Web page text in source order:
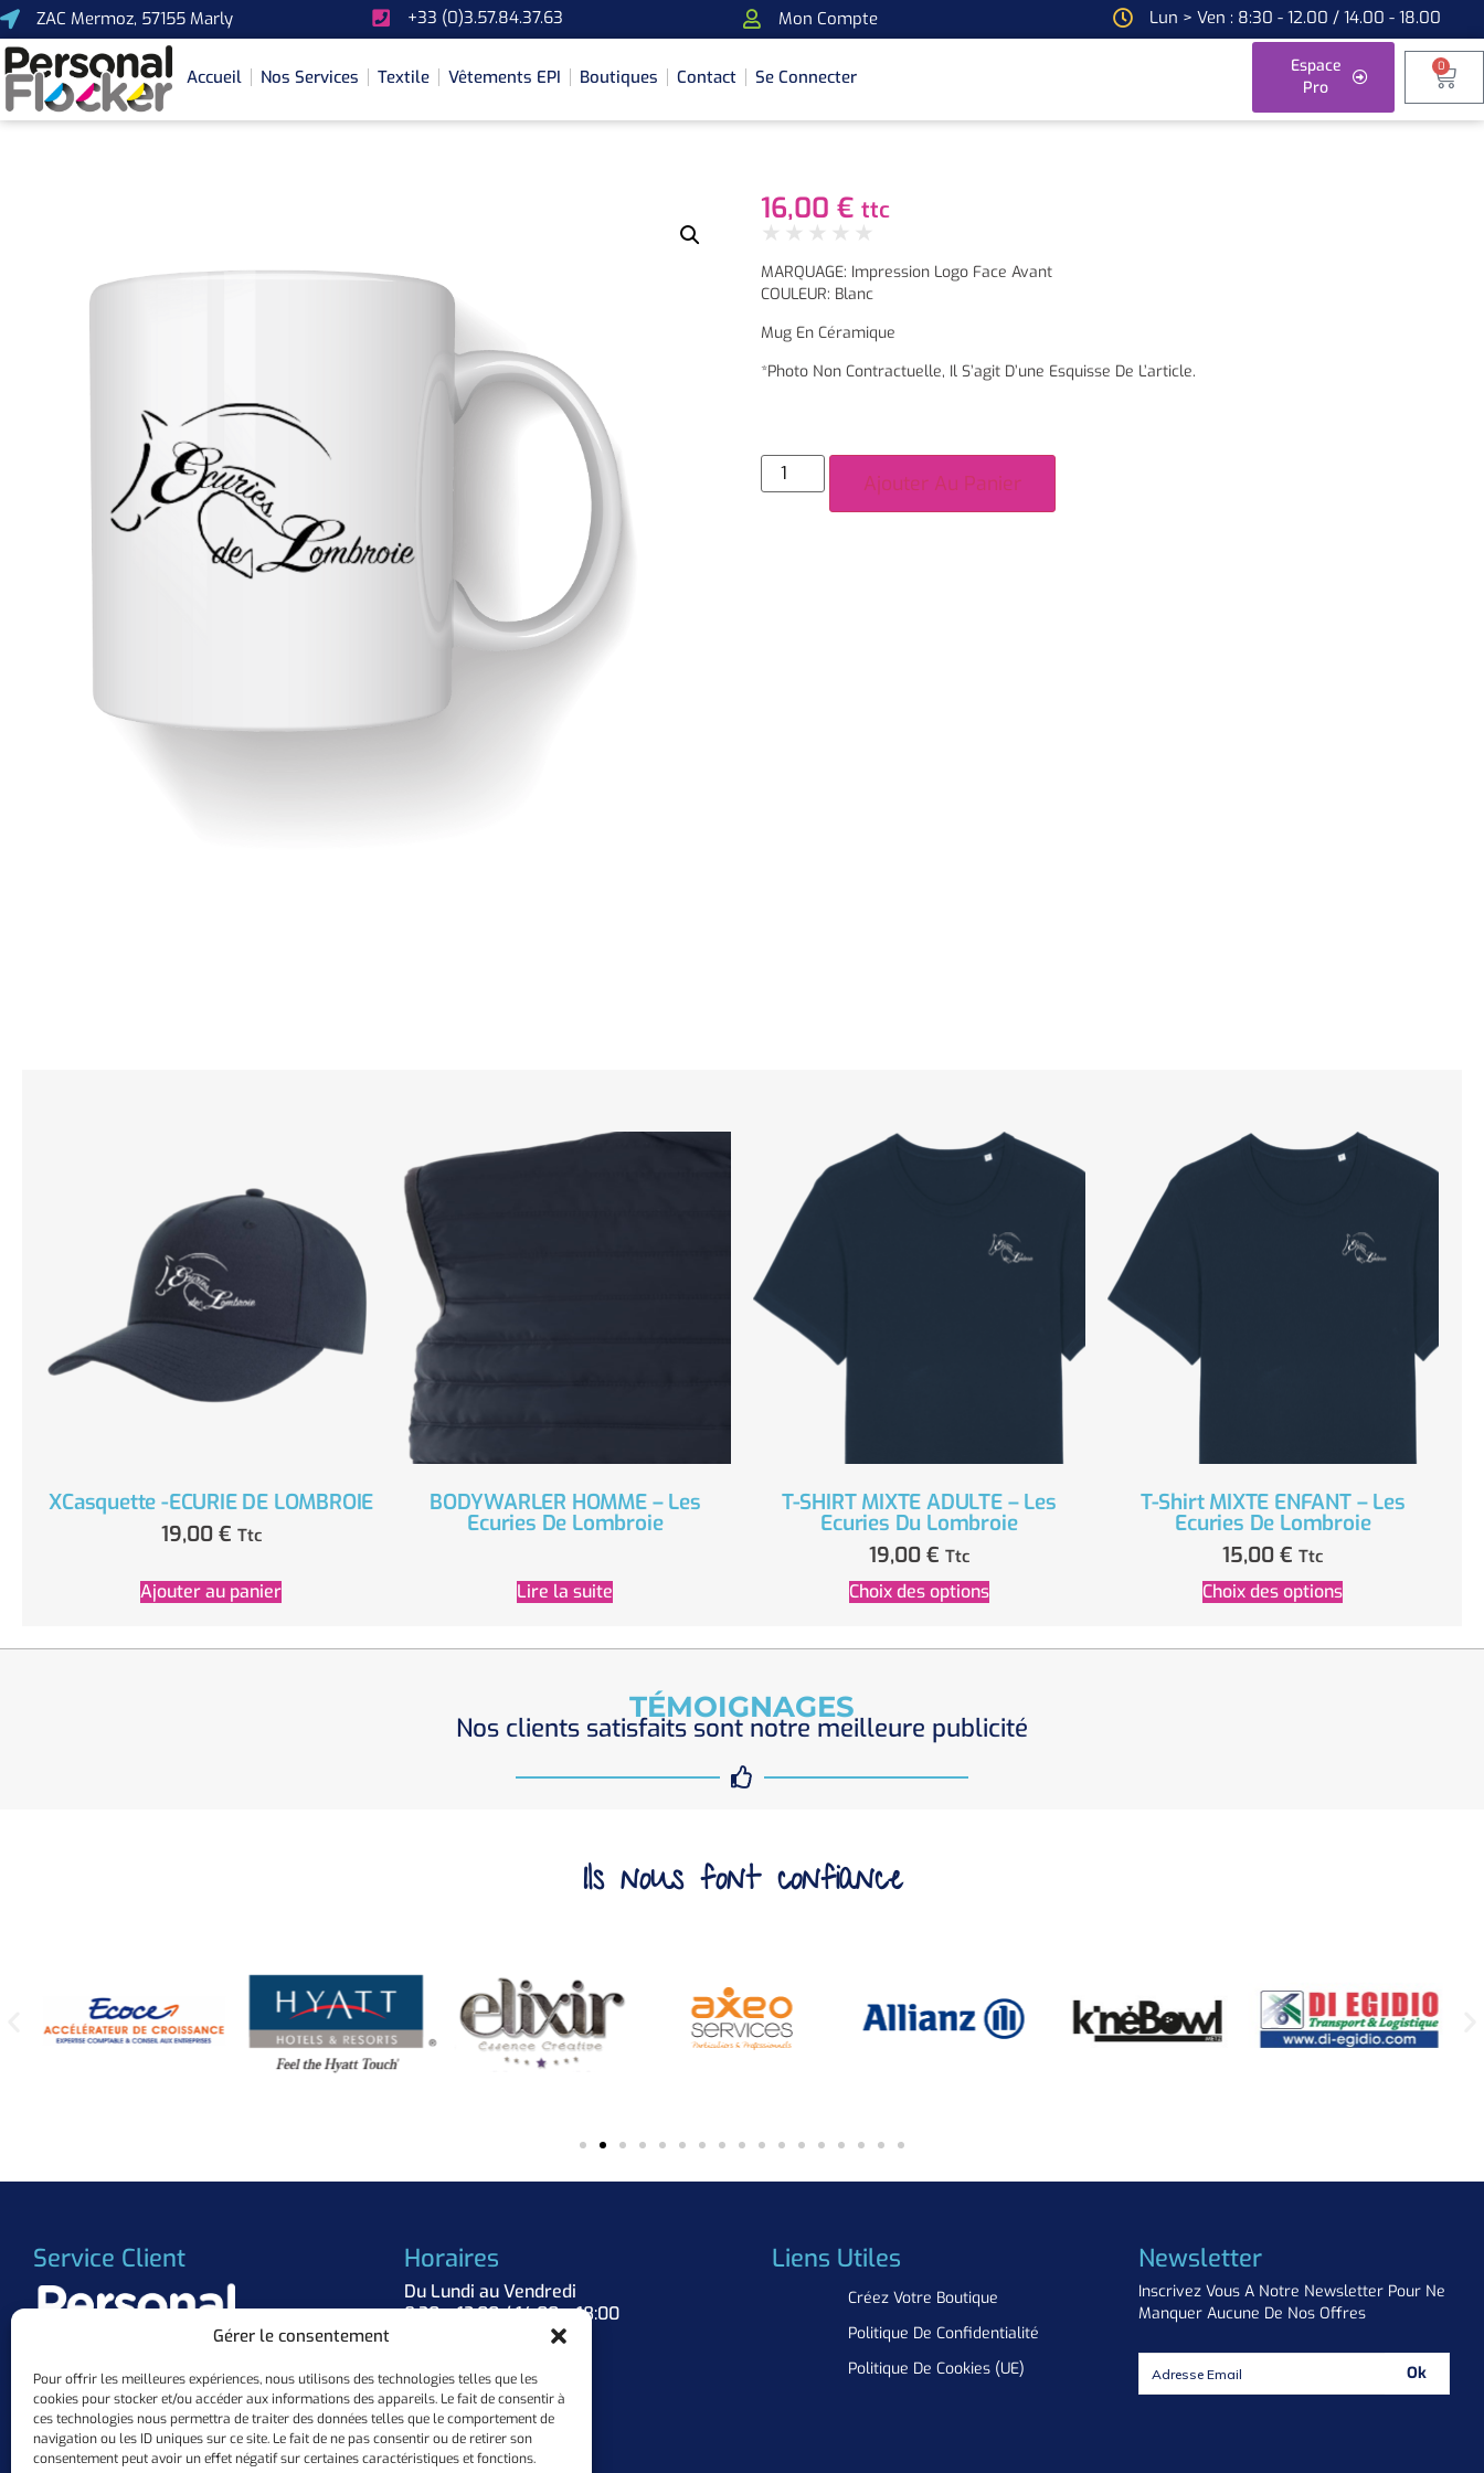
Gérer le consentement
Pour offrir les meilleures expériences, nous utilisons des technologies telles que les
cookies pour stocker et/ou accéder aux informations des appareils. Le fait de consentir à
ces technologies nous permettra de traiter des données telles que le comportement de
navigation ou les ID uniques sur ce site. Le fait de ne pas consentir ou de retirer son
consentement peut avoir un effet négatif sur certaines caractéristiques et fonctions.
ZAC Mermoz, 57155 Marly +33 (0)3.57.84.37.63 Mon Compte Lun > Ven : 8:30 - 12.00 / 14.00 - 18.00
Espace
Pro
Accueil Nos Services Textile Vêtements EPI Boutiques Contact Se Connecter
0
16,00 € ttc
★ ★ ★ ★ ★
MARQUAGE: Impression Logo Face Avant
COULEUR: Blanc
Mug En Céramique
*Photo Non Contractuelle, Il S’agit D’une Esquisse De L’article.
Ajouter Au Panier
XCasquette -ECURIE DE LOMBROIE
19,00 € Ttc
Ajouter au panier
BODYWARLER HOMME – Les
Ecuries De Lombroie
Lire la suite
T-SHIRT MIXTE ADULTE – Les
Ecuries Du Lombroie
19,00 € Ttc
Choix des options
T-Shirt MIXTE ENFANT – Les
Ecuries De Lombroie
15,00€ Ttc
Choix des options
TÉMOIGNAGES
Nos clients satisfaits sont notre meilleure publicité
Ils nous font confiance
Service Client
+33 (0)3.57.84.37.63
contact@personalflocker.com
10 ZAC Mermoz, 57155 Marly
Horaires
Du Lundi au Vendredi
8:30 – 12:00 / 14:00 – 18:00
Liens Utiles
Créez Votre Boutique
Politique De Confidentialité
Politique De Cookies (UE)
Newsletter
Inscrivez Vous A Notre Newsletter Pour Ne
Manquer Aucune De Nos Offres
Ok